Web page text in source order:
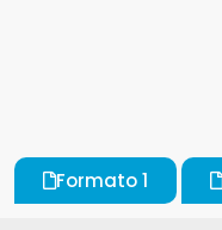
Formato 1